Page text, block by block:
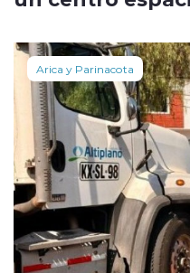
Arica y Parinacota